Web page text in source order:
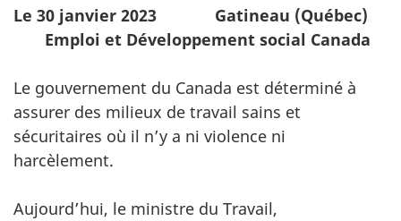
Le 30 janvier 2023
Gatineau (Québec)
Emploi et Développement social Canada
Le gouvernement du Canada est déterminé à
assurer des milieux de travail sains et
sécuritaires où il n’y a ni violence ni
harcèlement.
Aujourd’hui, le ministre du Travail,